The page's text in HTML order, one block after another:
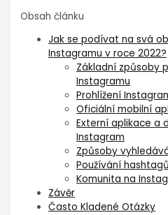
Obsah článku
Jak se podívat na svá
Instagramu v roce 2022?
Základní způsoby
Instagramu
Prohlížení
Oficiální mobilní
Externí aplikace a
Instagram
Způsoby
Používání hashtagů
Komunita na
Závěr
Často Kladené Otázky